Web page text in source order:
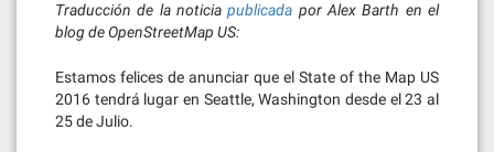
Traducción de la noticiapublicada por Alex Barth en el
blog de OpenStreetMap US:
Estamos felices de anunciar que el State of the Map US
2016 tendrá lugar en Seattle, Washington desde el 23 al
25 de Julio.